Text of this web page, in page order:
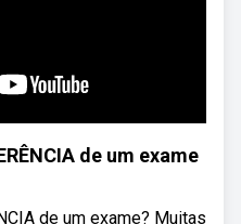
de um exame
de um exame? Muitas